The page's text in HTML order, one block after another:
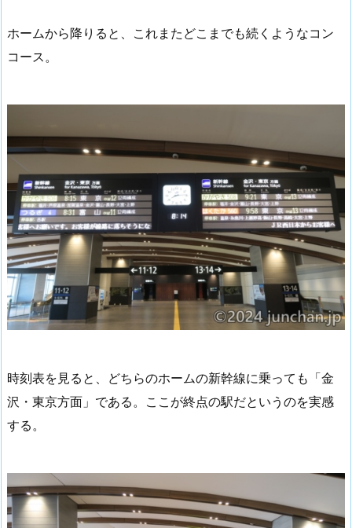
ホームから降りると、これまたどこまでも続くようなコン
コース。
時刻表を見ると、どちらのホームの新幹線に乗っても「金
沢・東京方面」である。ここが終点の駅だというのを実感
する。